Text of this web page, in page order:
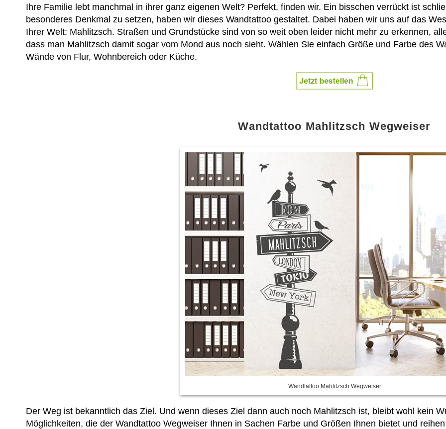
Ihre Familie lebt manchmal in ihrer ganz eigenen Welt? Perfekt, finden wir. Ein bisschen verrückt ist
besonderes Denkmal zu setzen, haben wir dieses Wandtattoo gestaltet. Dabei haben wir uns auf das
Ihrer Welt: Mahlitzsch. Straßen und Grundstücke sind von so weit oben leider nicht mehr zu erkennen,
dass man Mahlitzsch damit sogar vom Mond aus noch sieht. Wählen Sie einfach Größe und Farbe des
Wände von Flur, Wohnbereich oder Küche.
Wandtattoo Mahlitzsch Wegweiser
Wandtattoo Mahlitzsch Wegweiser
Der Weg ist bekanntlich das Ziel. Und wenn dieses Ziel dann auch noch Mahlitzsch ist, bleibt wohl kein
Möglichkeiten, die der Wandtattoo Wegweiser Ihnen in Sachen Farbe und Größen Ihnen bietet und